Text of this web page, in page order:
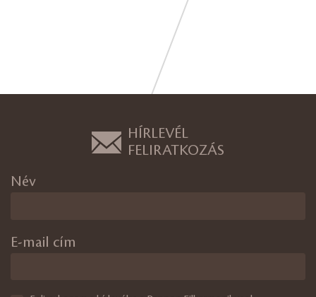
HÍRLEVÉL
FELIRATKOZÁS
Név
E-mail cím